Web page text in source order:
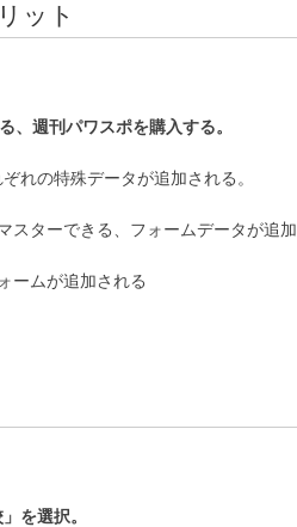
ット
、週刊パワスポを購入する。
れの特殊データが追加される。
スターできる、フォームデータが追加
ームが追加される
を選択。